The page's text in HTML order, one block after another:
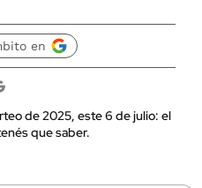
en
de 2025, este 6 de julio: el
que saber.